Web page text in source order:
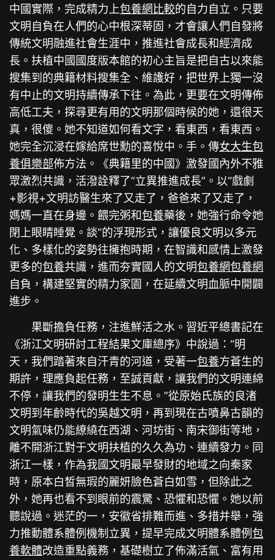
中國實際，完成精力上包養網比較的自力自立。只要
文明自負在人們的心中根深蒂固，才會讓人們自發將
傳統文明融進社會生涯中，推進社會成長和經濟成
長。扶植中國國度版本館的初心主旨是把自古以來能
搜集到的典籍材料搜集全、維護好，把世界上獨一沒
有中止的文明持續傳承下往。為此，更要在文明傳佈
高低工夫，探尋更有用的文明那個時候的她，還很天
真，很傻。她不知道如何看文字，看東西，看東西。
她完全沉浸在嫁給席世勳的喜悅中。手。傳女大生包
養俱樂部佈方法。《典籍里的中國》激發國內外不雅
眾激烈共識，活潑詮釋了“立異推進成長”。以“戲劇
+影視+文明訪醫生來了又走了，爸爸來了又走了，
媽媽一直在身邊。餵完粥和包養藥後，她強行命令她
閉上眼睛睡覺。談”的浮現形式，讓優良文明以多元
化、多樣化的姿勢往擁抱時期，在智識和感情上激發
更多的包養共識，進而夯實國人的文明包養網包養網
自負，構建堅實的精力家園，在延續文明血脈中開闢
進步。
果斷擔負任務，注進鮮活之水。習近平總書記在
《浙江文明研討工程結果文庫總序》中說過：“明
天，我們踏著來自汗青的河道，受著一包養方蒼生的
期許，理應負起任務，至誠貢獻，讓我們的文明連綿
不停，讓我們的發明生生不息。”從原始氏族的良渚
文明到年齡時代的吳越文明，再到現在古噴鼻古韻的
文明氣味仍能繚繞在西湖、河坊街、南宋御街等地，
離不開浙江對于文明扶植的久久為功、連續發力。同
浙江一樣，作為我國文明最早發財的地域之向秦家
時，原本白皙無瑕的麗妍臉色蒼白如雪，但除此之
外，她再也看不到眼前的震驚、恐懼和恐懼。她以前
聽說過。迷茫的一，安徽省排難而進、多措并舉，強
力推動體系體例機制立異，提早完成文明體系體例包
養軟體改造重點義務，基礎樹立了佈滿活氣、富有用